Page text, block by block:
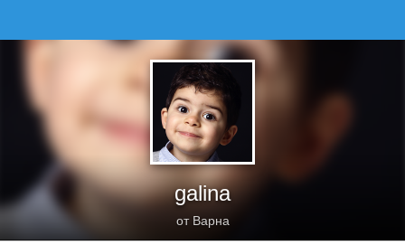
galina
от Варна